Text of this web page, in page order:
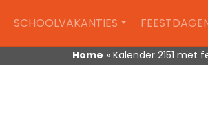
SCHOOLVAKANTIES
Home » Kalender 2151 met